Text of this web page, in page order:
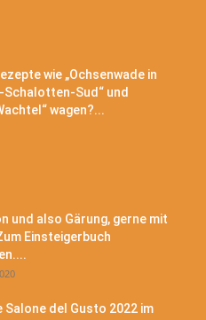
wie „Ochsenwade in
Sud“ und
wagen?...
und also Gärung, gerne mit
Einsteigerbuch
Salone del Gusto 2022 im